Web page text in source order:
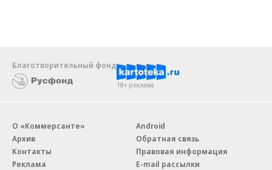
Благотворительный фонд
18+ реклама
О «Коммерсанте»
Архив
Контакты
Реклама
Android
Обратная связь
Правовая информация
E-mail рассылки